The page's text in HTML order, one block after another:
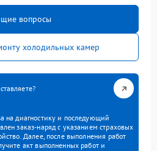
вопросы
холодильных камер
на диагностику и последующий
заказ-наряд с указанием страховых
Далее, после выполнения работ
акт выполненных работ и